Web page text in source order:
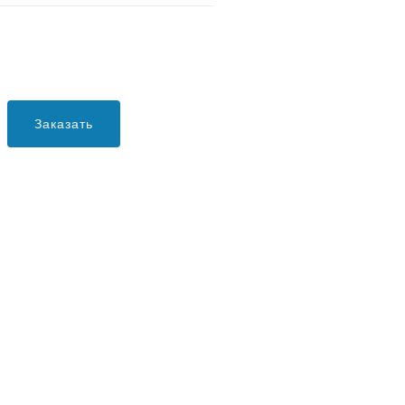
Заказать